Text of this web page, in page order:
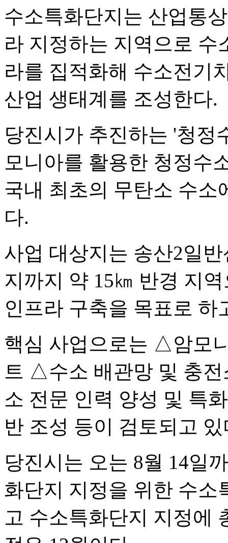
수소특화단지는 산업통
라 지정하는 지역으로 수
라를 집적화해 수소전기
산업 생태계를 조성한다.
당진시가 추진하는 '청정
모니아를 활용한 청정수
국내 최초의 무탄소 수소
다.
사업 대상지는 송산2일
지까지 약 15㎞ 반경 지
인프라 구축을 목표로 하
핵심 사업으로는 △암모
트 △수소 배관망 및 충
소 전문 인력 양성 및 특
반 조성 등이 검토되고 있
당진시는 오는 8월 14일
화단지 지정을 위한 수소
고 수소특화단지 지정에